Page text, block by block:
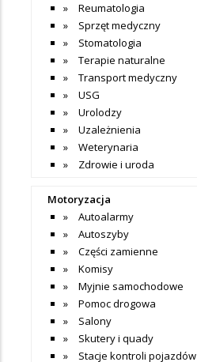
Reumatologia
Sprzęt medyczny
Stomatologia
Terapie naturalne
Transport medyczny
USG
Urolodzy
Uzależnienia
Weterynaria
Zdrowie i uroda
Motoryzacja
Autoalarmy
Autoszyby
Części zamienne
Komisy
Myjnie samochodowe
Pomoc drogowa
Salony
Skutery i quady
Stacje kontroli pojazdów